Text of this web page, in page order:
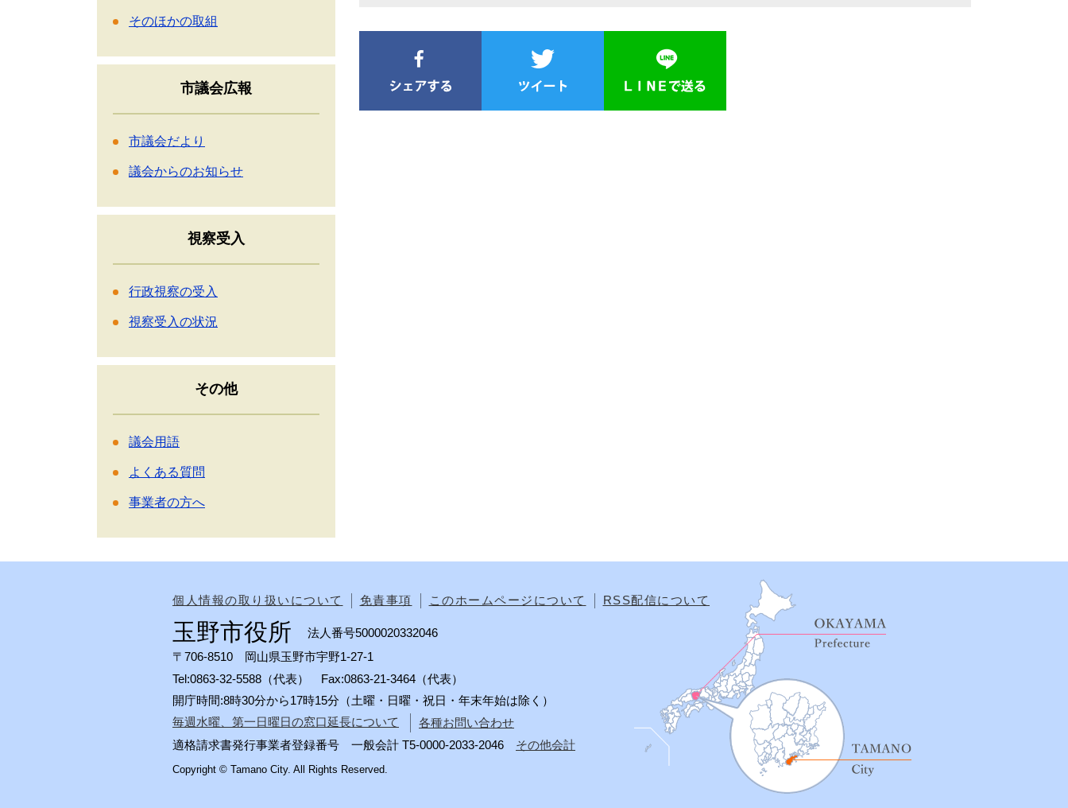
そのほかの取組
市議会広報
市議会だより
議会からのお知らせ
視察受入
行政視察の受入
視察受入の状況
その他
議会用語
よくある質問
事業者の方へ
個人情報の取り扱いについて 免責事項 このホームページについて RSS配信について
玉野市役所
法人番号5000020332046
〒706-8510 岡山県玉野市宇野1-27-1
Tel:0863-32-5588（代表） Fax:0863-21-3464（代表）
開庁時間:8時30分から17時15分（土曜・日曜・祝日・年末年始は除く）
毎週水曜、第一日曜日の窓口延長について
各種お問い合わせ
適格請求書発行事業者登録番号 一般会計 T5-0000-2033-2046 その他会計
Copyright © Tamano City. All Rights Reserved.